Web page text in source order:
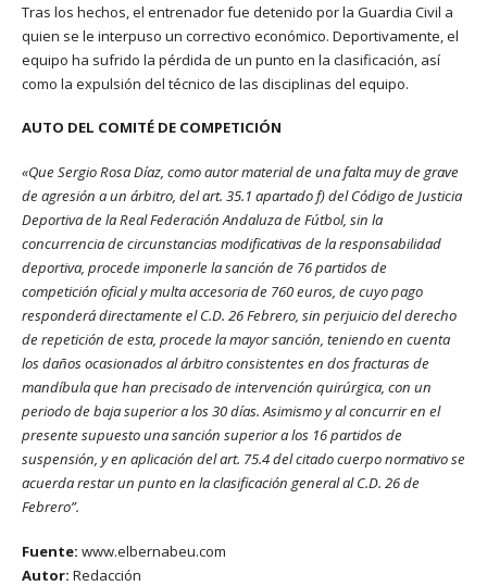
Tras los hechos, el entrenador fue detenido por la Guardia Civil a
quien se le interpuso un correctivo económico. Deportivamente, el
equipo ha sufrido la pérdida de un punto en la clasificación, así
como la expulsión del técnico de las disciplinas del equipo.
AUTO DEL COMITÉ DE COMPETICIÓN
«Que Sergio Rosa Díaz, como autor material de una falta muy de grave
de agresión a un árbitro, del art. 35.1 apartado f) del Código de Justicia
Deportiva de la Real Federación Andaluza de Fútbol, sin la
concurrencia de circunstancias modificativas de la responsabilidad
deportiva, procede imponerle la sanción de 76 partidos de
competición oficial y multa accesoria de 760 euros, de cuyo pago
responderá directamente el C.D. 26 Febrero, sin perjuicio del derecho
de repetición de esta, procede la mayor sanción, teniendo en cuenta
los daños ocasionados al árbitro consistentes en dos fracturas de
mandíbula que han precisado de intervención quirúrgica, con un
periodo de baja superior a los 30 días. Asimismo y al concurrir en el
presente supuesto una sanción superior a los 16 partidos de
suspensión, y en aplicación del art. 75.4 del citado cuerpo normativo se
acuerda restar un punto en la clasificación general al C.D. 26 de
Febrero”.
Fuente: www.elbernabeu.com
Autor: Redacción